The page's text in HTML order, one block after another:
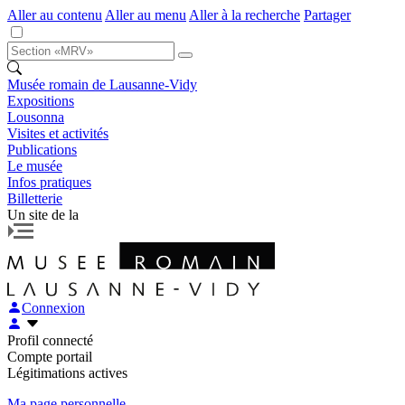
Aller au contenu Aller au menu Aller à la recherche Partager
Musée romain de Lausanne-Vidy
Expositions
Lousonna
Visites et activités
Publications
Le musée
Infos pratiques
Billetterie
Un site de la
Connexion
Profil connecté
Compte portail
Légitimations actives